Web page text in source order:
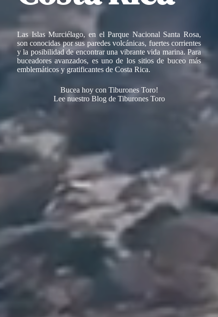
Las Islas Murciélago, en el Parque Nacional Santa Rosa,
son conocidas por sus paredes volcánicas, fuertes corrientes
y la posibilidad de encontrar una vibrante vida marina. Para
buceadores avanzados, es uno de los sitios de buceo más
emblemáticos y gratificantes de Costa Rica.
Bucea hoy con Tiburones Toro!
Lee nuestro Blog de Tiburones Toro